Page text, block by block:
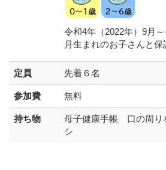
令和4年（2022年）9月
月生まれのお子さんと保
定員 先着６名
参加費 無料
持ち物
母子健康手帳 口の周
シ